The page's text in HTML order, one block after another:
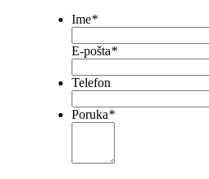
Ime*
E-pošta*
Telefon
Poruka*